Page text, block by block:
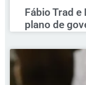
Fábio Trad e
plano de